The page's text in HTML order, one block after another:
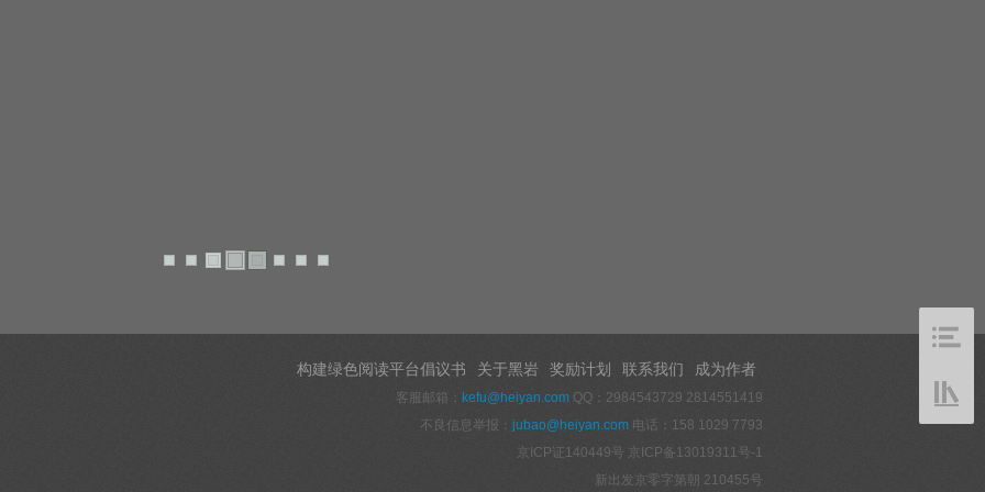
构建绿色阅读平台倡议书 关于黑岩 奖励计划 联系我们 成为作者
客服邮箱： kefu@heiyan.com QQ：2984543729 2814551419
不良信息举报： jubao@heiyan.com 电话：158 1029 7793
京ICP证140449号 京ICP备13019311号-1
新出发京零字第朝 210455号